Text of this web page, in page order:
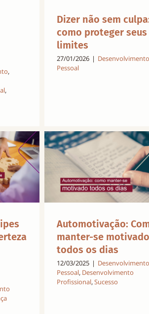
,
,
Dizer não sem
como proteger seus
limites
27/01/2026 | Desenvolvimento
Pessoal
Automotivação:
manter-se motivado
todos os dias
12/03/2025 | Desenvolvimento
Pessoal, Desenvolvimento
Profissional,Sucesso